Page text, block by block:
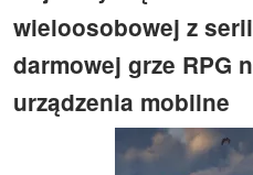
wieloosobowej z
darmowej grze RPG
urządzenia mobilne